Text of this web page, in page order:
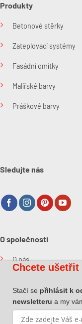
Produkty
Betonové stěrky
Zateplovací systémy
Fasádní omítky
Malířské barvy
Práškové barvy
Sledujte nás
O společnosti
O nás
Chcete ušetřit
Stačí se přihlásit k
newsletteru a my